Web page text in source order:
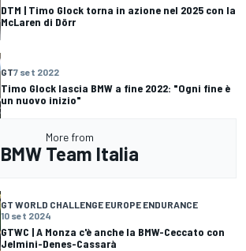
DTM | Timo Glock torna in azione nel 2025 con la
McLaren di Dörr
GT7 set 2022
Timo Glock lascia BMW a fine 2022: "Ogni fine è
un nuovo inizio"
More from
BMW Team Italia
GT WORLD CHALLENGE EUROPE ENDURANCE
10 set 2024
GTWC | A Monza c'è anche la BMW-Ceccato con
Jelmini-Denes-Cassarà